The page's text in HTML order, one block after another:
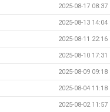
2025-08-17 08:37
2025-08-13 14:04
2025-08-11 22:16
2025-08-10 17:31
2025-08-09 09:18
2025-08-04 11:18
2025-08-02 11:57